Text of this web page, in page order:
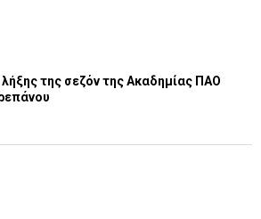
λήξης της σεζόν της Ακαδημίας ΠΑΟ